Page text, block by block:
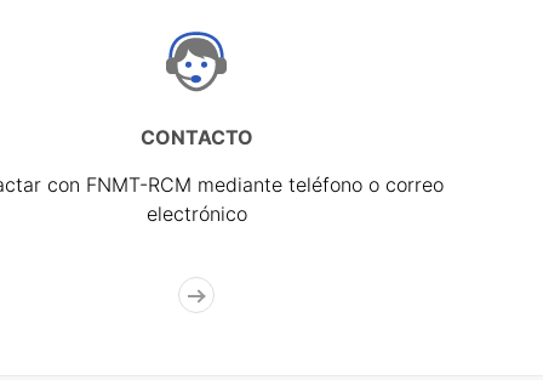
CONTACTO
con FNMT-RCM mediante teléfono o correo
electrónico